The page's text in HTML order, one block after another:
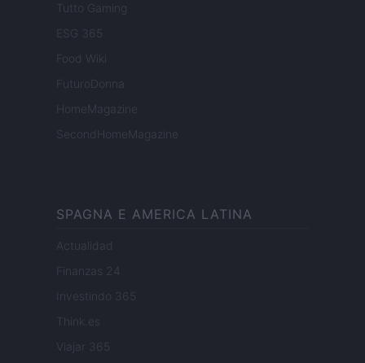
Tutto Gaming
ESG 365
Food Wiki
FuturoDonna
HomeMagazine
SecondHomeMagazine
SPAGNA E AMERICA LATINA
Actualidad
Finanzas 24
Investindo 365
Think.es
Viajar 365